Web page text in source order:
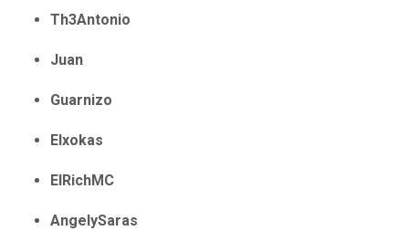
Th3Antonio
Juan
Guarnizo
Elxokas
ElRichMC
AngelySaras